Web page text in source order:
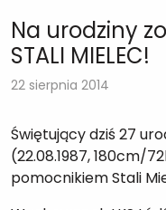
Na urodziny
STALI MIELEC!
22 sierpnia 2014
Świętujący dziś 27
(22.08.1987, 180cm/
pomocnikiem Stali